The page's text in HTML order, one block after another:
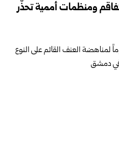
ومنظمات أممية تحذّر